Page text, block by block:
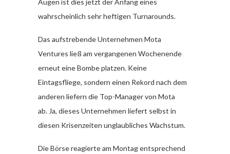
Augen ist dies jetzt der Anfang eines
wahrscheinlich sehr heftigen Turnarounds.
Das aufstrebende Unternehmen Mota
Ventures ließ am vergangenen Wochenende
erneut eine Bombe platzen. Keine
Eintagsfliege, sondern einen Rekord nach dem
anderen liefern die Top-Manager von Mota
ab. Ja, dieses Unternehmen liefert selbst in
diesen Krisenzeiten unglaubliches Wachstum.
Die Börse reagierte am Montag entsprechend